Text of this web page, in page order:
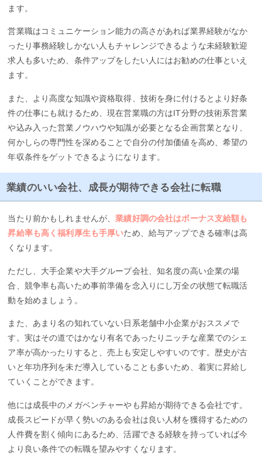
ます。
営業職はコミュニケーション能力の高さがあれば業界経験がなか
ったり事務経験しかない人もチャレンジできるような未経験歓迎
求人も多いため、条件アップをしたい人にはお勧めの仕事といえ
ます。
また、より高度な知識や資格取得、技術を身に付けるとより好条
件の仕事にも就けるため、現在営業職の方はIT分野の技術系営業
や込み入った営業ノウハウや知識が必要となる企画営業となり、
何かしらの専門性を深めることで自分の付加価値を高め、希望の
年収条件をゲットできるようになります。
業績のいい会社、成長が期待できる会社に転職
当たり前かもしれませんが、業績好調の会社はボーナス支給額も
昇給率も高く福利厚生も手厚いため、給与アップできる確率は高
くなります。
ただし、大手企業や大手グループ会社、知名度の高い企業の場
合、競争率も高いため事前準備を念入りにし万全の状態て転職活
動を始めましょう。
また、あまり名の知れていない日系老舗中小企業がおススメで
す。実はその道ではかなり有名であったりニッチな産業でのシェ
ア率が高かったりすると、売上も安定しやすいのです。歴史が古
いと年功序列を未だ導入していることも多いため、着実に昇給し
ていくことができます。
他には成長中のメガベンチャーやも昇給が期待できる会社です。
成長スピードが早く勢いのある会社は良い人材を獲得するための
人件費を割く傾向にあるため、活躍できる経験を持っていれば今
より良い条件での転職を望みやすくなります。